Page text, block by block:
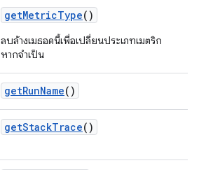
getMetricType()
ลบล้างเมธอดนี้เพื่อเปลี่ยนประเภทเมตริก
หากจำเป็น
getRunName()
getStackTrace()